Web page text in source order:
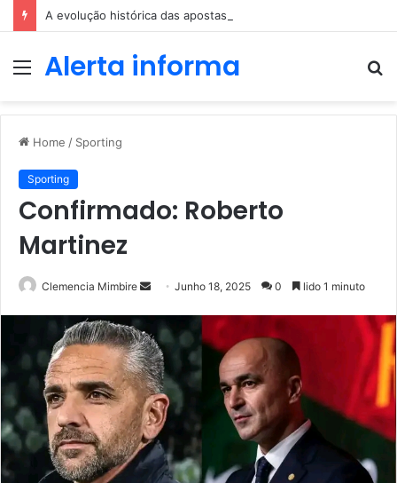
A evolução histórica das apostas ao longo dos séculos
MenuAlerta informa
Home / Sporting
Sporting
Confirmado: Roberto
Martinez
Clemencia Mimbire
Send
email
Junho 18, 2025 0 lido 1 minuto